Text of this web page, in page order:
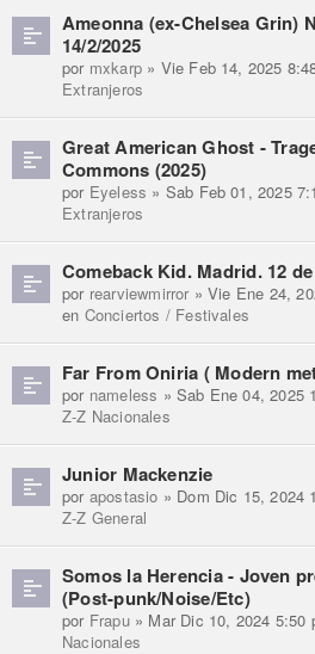
Ameonna (ex-Chelsea Grin)
14/2/2025
por mxkarp» Vie Feb 14, 2025
Extranjeros
Great American Ghost -
Commons (2025)
por Eyeless » Sab Feb 01, 2025
Extranjeros
Comeback Kid. Madrid. 12
por rearviewmirror » Vie Ene 24,
en Conciertos / Festivales
Far From Oniria ( Modern
por nameless » Sab Ene 04, 2025
Z-Z Nacionales
Junior Mackenzie
por apostasio » Dom Dic 15, 2024
Z-Z General
Somos la Herencia - Joven
(Post-punk/Noise/Etc)
por Frapu» Mar Dic 10, 2024 5:50
Nacionales